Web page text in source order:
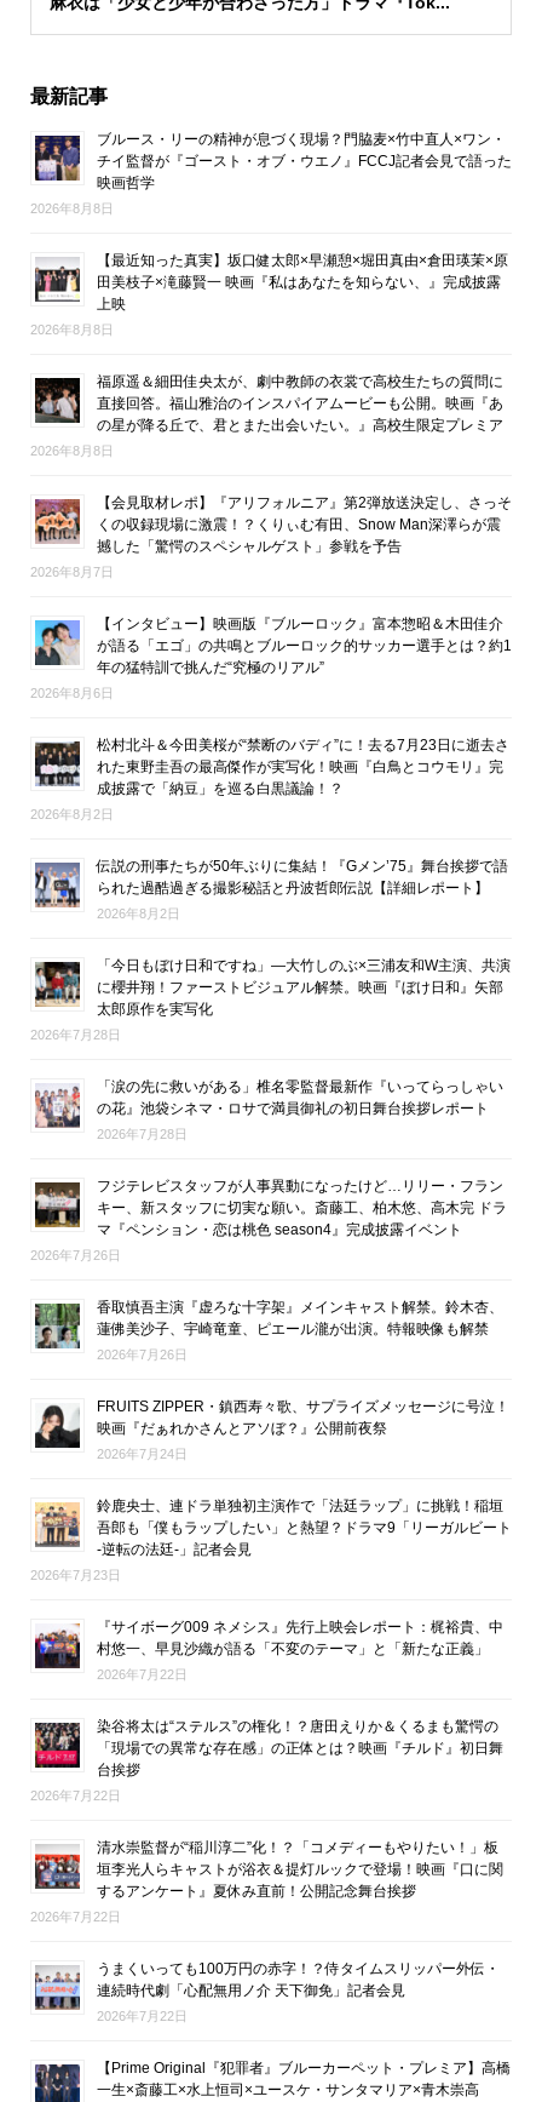
最新記事
ブルース・リーの精神が息づく現場？門脇麦×竹中直人×ワン・
チイ監督が『ゴースト・オブ・ウエノ』FCCJ記者会見で語った
映画哲学
2026年8月8日
【最近知った真実】坂口健太郎×早瀬憩×堀田真由×倉田瑛茉×原
田美枝子×滝藤賢一 映画『私はあなたを知らない、』完成披露
上映
2026年8月8日
福原遥＆細田佳央太が、劇中教師の衣裳で高校生たちの質問に
直接回答。福山雅治のインスパイアムービーも公開。映画『あ
の星が降る丘で、君とまた出会いたい。』高校生限定プレミア
2026年8月8日
【会見取材レポ】『アリフォルニア』第2弾放送決定し、さっそ
くの収録現場に激震！？くりぃむ有田、Snow Man深澤らが震
撼した「驚愕のスペシャルゲスト」参戦を予告
2026年8月7日
【インタビュー】映画版『ブルーロック』富本惣昭＆木田佳介
が語る「エゴ」の共鳴とブルーロック的サッカー選手とは？約1
年の猛特訓で挑んだ“究極のリアル”
2026年8月6日
松村北斗＆今田美桜が“禁断のバディ”に！去る7月23日に逝去さ
れた東野圭吾の最高傑作が実写化！映画『白鳥とコウモリ』完
成披露で「納豆」を巡る白黒議論！？
2026年8月2日
伝説の刑事たちが50年ぶりに集結！『Gメン’75』舞台挨拶で語
られた過酷過ぎる撮影秘話と丹波哲郎伝説【詳細レポート】
2026年8月2日
「今日もぼけ日和ですね」―大竹しのぶ×三浦友和W主演、共演
に櫻井翔！ファーストビジュアル解禁。映画『ぼけ日和』矢部
太郎原作を実写化
2026年7月28日
「涙の先に救いがある」椎名零監督最新作『いってらっしゃい
の花』池袋シネマ・ロサで満員御礼の初日舞台挨拶レポート
2026年7月28日
フジテレビスタッフが人事異動になったけど…リリー・フラン
キー、新スタッフに切実な願い。斎藤工、柏木悠、高木完 ドラ
マ『ペンション・恋は桃色 season4』完成披露イベント
2026年7月26日
香取慎吾主演『虚ろな十字架』メインキャスト解禁。鈴木杏、
蓮佛美沙子、宇崎竜童、ピエール瀧が出演。特報映像も解禁
2026年7月26日
FRUITS ZIPPER・鎮西寿々歌、サプライズメッセージに号泣！
映画『だぁれかさんとアソぼ？』公開前夜祭
2026年7月24日
鈴鹿央士、連ドラ単独初主演作で「法廷ラップ」に挑戦！稲垣
吾郎も「僕もラップしたい」と熱望？ドラマ9「リーガルビート
-逆転の法廷-」記者会見
2026年7月23日
『サイボーグ009 ネメシス』先行上映会レポート：梶裕貴、中
村悠一、早見沙織が語る「不変のテーマ」と「新たな正義」
2026年7月22日
染谷将太は“ステルス”の権化！？唐田えりか＆くるまも驚愕の
「現場での異常な存在感」の正体とは？映画『チルド』初日舞
台挨拶
2026年7月22日
清水崇監督が“稲川淳二”化！？「コメディーもやりたい！」板
垣李光人らキャストが浴衣＆提灯ルックで登場！映画『口に関
するアンケート』夏休み直前！公開記念舞台挨拶
2026年7月22日
うまくいっても100万円の赤字！？侍タイムスリッパー外伝・
連続時代劇「心配無用ノ介 天下御免」記者会見
2026年7月22日
【Prime Original『犯罪者』ブルーカーペット・プレミア】高橋
一生×斎藤工×水上恒司×ユースケ・サンタマリア×青木崇高